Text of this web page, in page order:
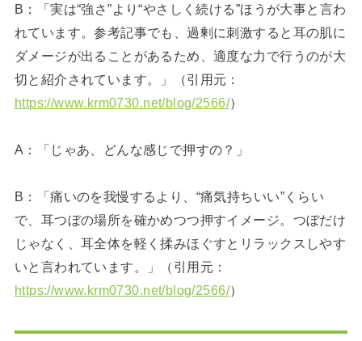
B：「実は“強さ”より“やさしく続ける”ほうが大事と言わ
れています。参考記事でも、過剰に刺激すると耳の肌に
ダメージが出ることがあるため、適度な力で行うのが大
切と紹介されています。」（引用元：
https://www.krm0730.net/blog/2566/）
A：「じゃあ、どんな感じで押すの？」
B：「痛いのを我慢するより、“痛気持ちいい”くらい
で、耳つぼの場所を確かめつつ押すイメージ。つぼだけ
じゃなく、耳全体を軽く揉みほぐすとリラックスしやす
いと言われています。」（引用元：
https://www.krm0730.net/blog/2566/）